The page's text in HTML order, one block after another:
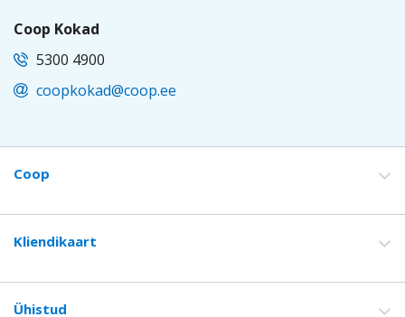
Coop Kokad
5300 4900
coopkokad@coop.ee
EST
Footer
Coop
Kliendikaart
Ühistud